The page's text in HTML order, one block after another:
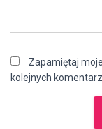
Zapamiętaj
kolejnych